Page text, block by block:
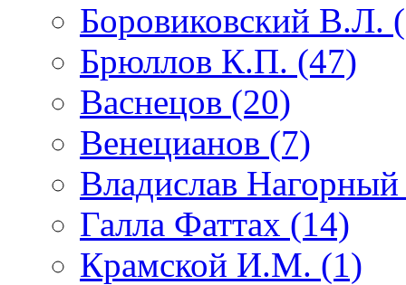
Боровиковский В.Л.
Брюллов К.П. (47)
Васнецов (20)
Венецианов (7)
Владислав
Галла Фаттах (14)
Крамской И.М. (1)